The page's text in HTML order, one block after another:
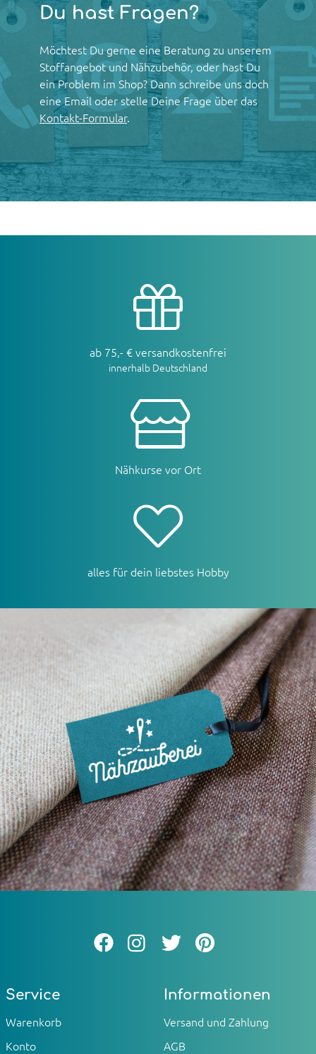
Du hast Fragen?
Möchtest Du gerne eine Beratung zu unserem
Stoffangebot und Nähzubehör, oder hast Du
ein Problem im Shop? Dann schreibe uns doch
eine Email oder stelle Deine Frage über das
Kontakt-Formular.
ab 75,- € versandkostenfrei
innerhalb Deutschland
Nähkurse vor Ort
alles für dein liebstes Hobby
Service
Warenkorb
Konto
Informationen
Versand und Zahlung
AGB